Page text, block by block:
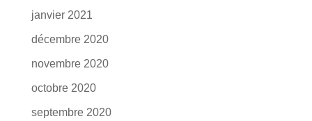
janvier 2021
décembre 2020
novembre 2020
octobre 2020
septembre 2020